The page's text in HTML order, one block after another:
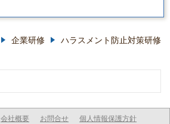
企業研修 ハラスメント防止対策研修
会社概要 お問合せ 個人情報保護方針